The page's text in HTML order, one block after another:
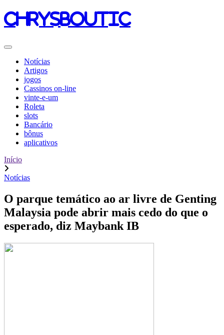
chrysboutic
Notícias
Artigos
jogos
Cassinos on-line
vinte-e-um
Roleta
slots
Bancário
bônus
aplicativos
Início
Notícias
O parque temático ao ar livre de Genting
Malaysia pode abrir mais cedo do que o
esperado, diz Maybank IB